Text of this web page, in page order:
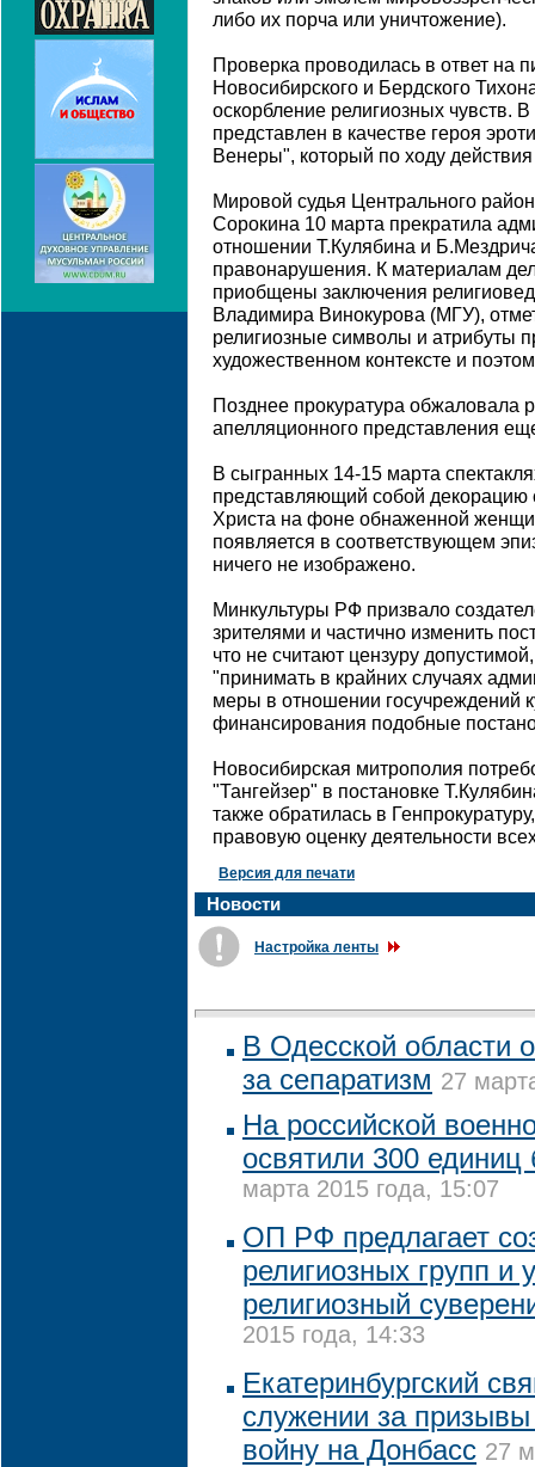
либо их порча или уничтожение).
Проверка проводилась в ответ на
Новосибирского и Бердского
оскорбление религиозных чувств.
представлен в качестве героя
Венеры", который по ходу
Мировой судья Центрального
Сорокина 10 марта прекратила
отношении Т.Кулябина и
правонарушения. К материалам
приобщены заключения
Владимира Винокурова (МГУ),
религиозные символы и атрибуты
художественном контексте и
Позднее прокуратура обжаловала
апелляционного представления
В сыгранных 14-15 марта
представляющий собой декорацию
Христа на фоне обнаженной
появляется в соответствующем
ничего не изображено.
Минкультуры РФ призвало
зрителями и частично изменить
что не считают цензуру
"принимать в крайних случаях
меры в отношении госучреждений
финансирования подобные
Новосибирская митрополия
"Тангейзер" в постановке
также обратилась в
правовую оценку деятельности
Версия для печати
Новости
Настройка ленты
В Одесской области
за сепаратизм 27
На российской
освятили 300
марта 2015 года, 15:07
ОП РФ предлагает
религиозных групп и
религиозный
2015 года, 14:33
Екатеринбургский
служении за призывы
войну на Донбасс 27